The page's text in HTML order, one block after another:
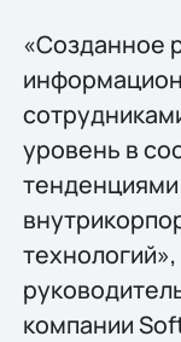
«Созданное
уровень в
тенденциями
компании